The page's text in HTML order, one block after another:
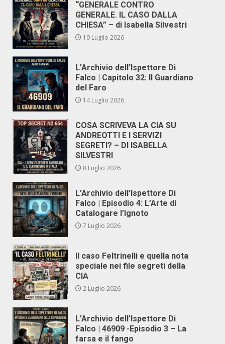
“GENERALE CONTRO
GENERALE. IL CASO DALLA
CHIESA” – di Isabella Silvestri
19 Luglio 2026
L’Archivio dell’Ispettore Di
Falco | Capitolo 32: Il Guardiano
del Faro
14 Luglio 2026
COSA SCRIVEVA LA CIA SU
ANDREOTTI E I SERVIZI
SEGRETI? – DI ISABELLA
SILVESTRI
8 Luglio 2026
L’Archivio dell’Ispettore Di
Falco | Episodio 4: L’Arte di
Catalogare l’Ignoto
7 Luglio 2026
Il caso Feltrinelli e quella nota
speciale nei file segreti della
CIA
2 Luglio 2026
L’Archivio dell’Ispettore Di
Falco | 46909 -Episodio 3 – La
farsa e il fango